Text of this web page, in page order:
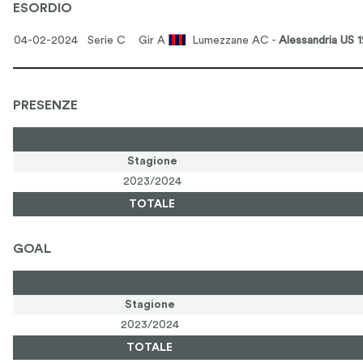
ESORDIO
04-02-2024 Serie C Gir A Lumezzane AC - Alessandria US
PRESENZE
Stagione
2023/2024
TOTALE
GOAL
Stagione
2023/2024
TOTALE